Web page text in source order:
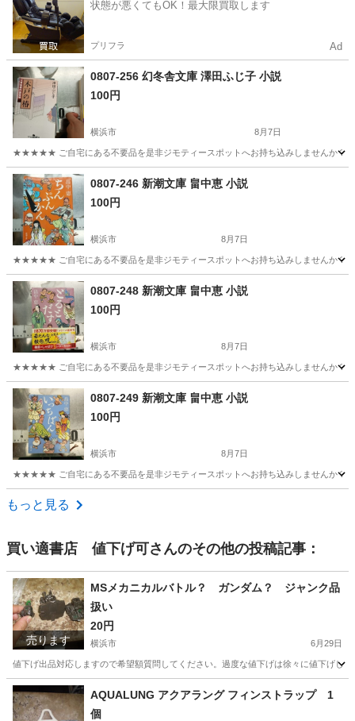
状態が悪くてもOK！最大限買取します
プリフラ Ad
0807-256 幻冬舎文庫 澤田ふじ子 小説
100円
横浜市 8月7日
★★★★★ ご自宅にある不要品を是非ジモティースポットへお持ち込みしませんか？
神奈川 横浜市 小説
0807-246 新潮文庫 畠中恵 小説
100円
横浜市 8月7日
★★★★★ ご自宅にある不要品を是非ジモティースポットへお持ち込みしませんか？
神奈川 横浜市 畠中恵
0807-248 新潮文庫 畠中恵 小説
100円
横浜市 8月7日
★★★★★ ご自宅にある不要品を是非ジモティースポットへお持ち込みしませんか？
神奈川 横浜市 畠中恵
0807-249 新潮文庫 畠中恵 小説
100円
横浜市 8月7日
★★★★★ ご自宅にある不要品を是非ジモティースポットへお持ち込みしませんか？
神奈川 横浜市
もっと見る
買い適書店 値下げ可さんのその他の投稿記事：
売ります
MSメカニカルバトル？ ガンダム？ ジャンク品
扱い
20円
横浜市 6月29日
値下げ出品対応しますので希望額質問してください。過度な値下げは徐々に値下げし
神奈川 横浜市 AQUALUNG アクアラング フィンストラップ 1
個